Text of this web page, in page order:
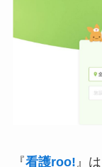
『看護roo!』は